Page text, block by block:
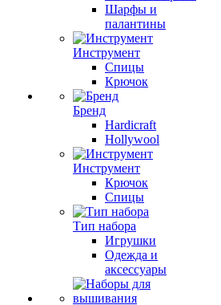
Шарфы и
палантины
Инструмент
Спицы
Крючок
Бренд
Hardicraft
Hollywool
Инструмент
Крючок
Спицы
Тип набора
Игрушки
Одежда и
аксессуары